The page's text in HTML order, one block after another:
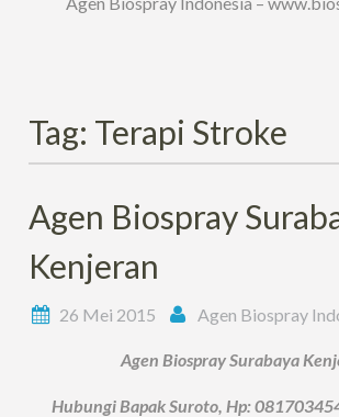
Tag: Terapi Stroke
Agen Biospray
Kenjeran
26 Mei 2015 Agen Biospray
Agen Biospray Surabaya
Hubungi Bapak Suroto, Hp: